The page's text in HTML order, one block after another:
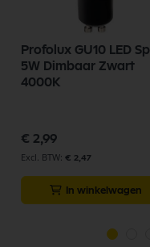
Profolux GU10 LED
5W Dimbaar Zwart
4000K
€ 2,99
€ 2,47
In winkelwagen